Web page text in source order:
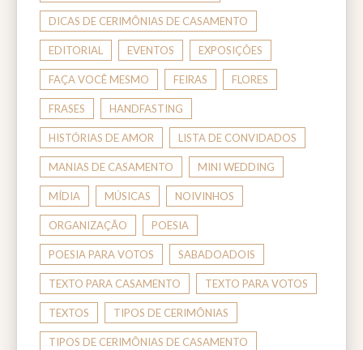
DICAS DE CERIMÔNIAS DE CASAMENTO
EDITORIAL EVENTOS EXPOSIÇÕES
FAÇA VOCÊ MESMO FEIRAS FLORES
FRASES HANDFASTING
HISTÓRIAS DE AMOR LISTA DE CONVIDADOS
MANIAS DE CASAMENTO MINI WEDDING
MÍDIA MÚSICAS NOIVINHOS
ORGANIZAÇÃO POESIA
POESIA PARA VOTOS SABADOADOIS
TEXTO PARA CASAMENTO TEXTO PARA VOTOS
TEXTOS TIPOS DE CERIMÔNIAS
TIPOS DE CERIMÔNIAS DE CASAMENTO